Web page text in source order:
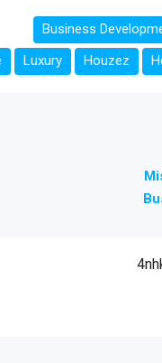
Business
Houzez
Luxury